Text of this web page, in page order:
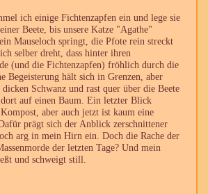
ich einige Fichtenzapfen ein und lege sie
Beete, bis unsere Katze "Agathe"
Mauseloch springt, die Pfote rein streckt
selber dreht, dass hinter ihren
(und die Fichtenzapfen) fröhlich durch die
Begeisterung hält sich in Grenzen, aber
Schwanz und rast quer über die Beete
auf einen Baum. Ein letzter Blick
aber auch jetzt ist kaum eine
prägt sich der Anblick zerschnittener
arg in mein Hirn ein. Doch die Rache der
der letzten Tage? Und mein
und schweigt still.